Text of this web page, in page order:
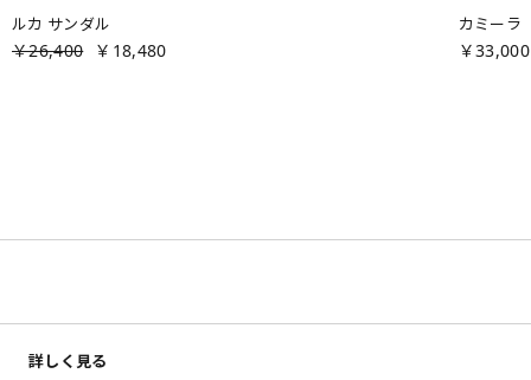
ルカ サンダル
￥26,400 ￥18,480
カミーラ
￥33,000
詳しく見る